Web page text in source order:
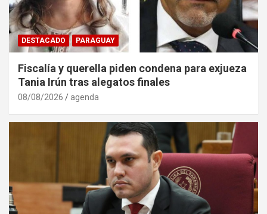
DESTACADO PARAGUAY
Fiscalía y querella piden condena para exjueza
Tania Irún tras alegatos finales
08/08/2026 agenda